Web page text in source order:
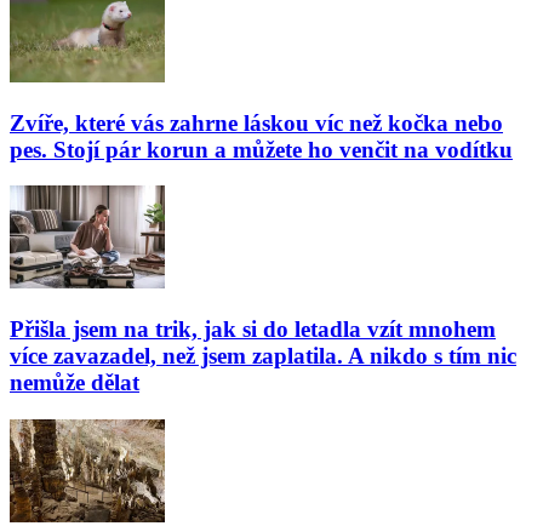
Zvíře, které vás zahrne láskou víc než kočka nebo
pes. Stojí pár korun a můžete ho venčit na vodítku
Přišla jsem na trik, jak si do letadla vzít mnohem
více zavazadel, než jsem zaplatila. A nikdo s tím nic
nemůže dělat